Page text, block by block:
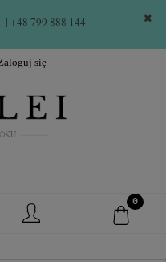
| +48 799 888 144
się